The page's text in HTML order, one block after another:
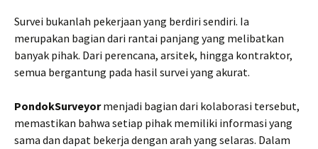
Survei bukanlah pekerjaan yang berdiri sendiri. Ia
merupakan bagian dari rantai panjang yang melibatkan
banyak pihak. Dari perencana, arsitek, hingga kontraktor,
semua bergantung pada hasil survei yang akurat.
PondokSurveyormenjadi bagian dari kolaborasi tersebut,
memastikan bahwa setiap pihak memiliki informasi yang
sama dan dapat bekerja dengan arah yang selaras. Dalam